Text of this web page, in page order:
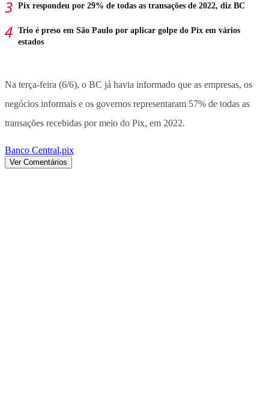
Pix respondeu por 29% de todas as transações de 2022, diz BC
Trio é preso em São Paulo por aplicar golpe do Pix em vários
estados
Na terça-feira (6/6), o BC já havia informado que as empresas, os
negócios informais e os governos representaram 57% de todas as
transações recebidas por meio do Pix, em 2022.
Banco Central,pix
Ver Comentários